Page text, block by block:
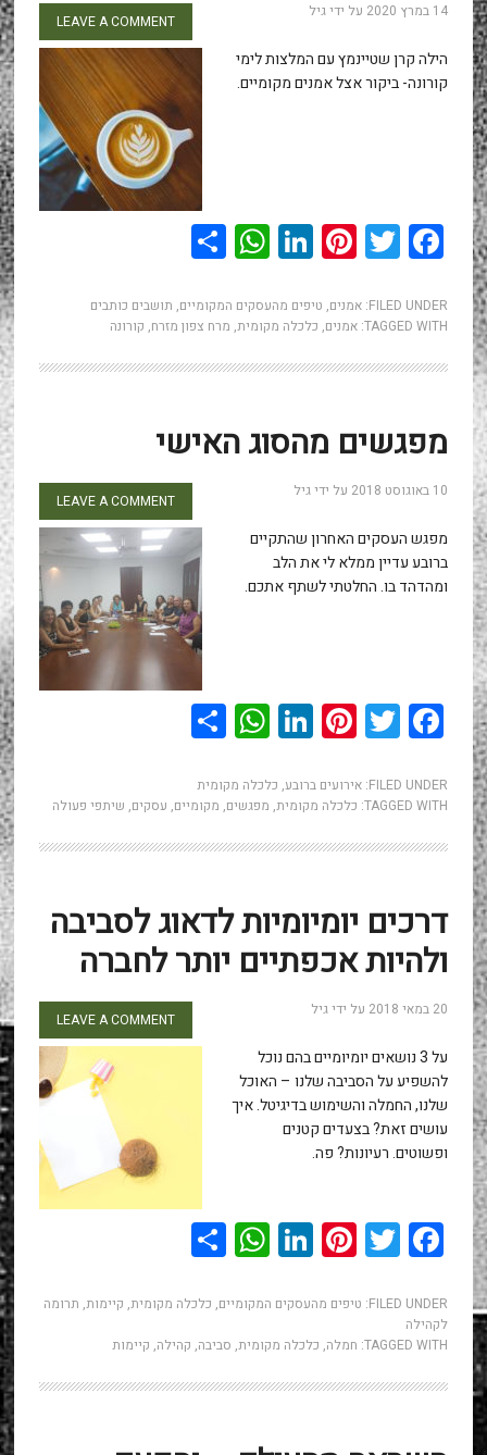
14 במרץ 2020 על ידיגיל
LEAVE A COMMENT
הילה קרן שטיינמץ עם המלצות לימי
קורונה- ביקור אצל אמנים מקומיים.
Facebook
Twitter
Pinterest
LinkedIn
WhatsApp
Share
FILED UNDER: אמנים, טיפים מהעסקים המקומיים, תושבים כותבים
TAGGED WITH: אמנים, כלכלה מקומית, מרח צפון מזרח, קורונה
מפגשים מהסוג האישי
10 באוגוסט 2018 על ידיגיל
LEAVE A COMMENT
מפגש העסקים האחרון שהתקיים
ברובע עדיין ממלא לי את הלב
ומהדהד בו. החלטתי לשתף אתכם.
Facebook
Twitter
Pinterest
LinkedIn
WhatsApp
Share
FILED UNDER: אירועים ברובע, כלכלה מקומית
TAGGED WITH: כלכלה מקומית, מפגשים, מקומיים, עסקים, שיתפי פעולה
דרכים יומיומיות לדאוג לסביבה
ולהיות אכפתיים יותר לחברה
20 במאי 2018 על ידיגיל
LEAVE A COMMENT
על 3 נושאים יומיומיים בהם נוכל
להשפיע על הסביבה שלנו – האוכל
שלנו, החמלה והשימוש בדיגיטל. איך
עושים זאת? בצעדים קטנים
ופשוטים. רעיונות? פה.
Facebook
Twitter
Pinterest
LinkedIn
WhatsApp
Share
FILED UNDER: טיפים מהעסקים המקומיים, כלכלה מקומית, קיימות, תרומה
לקהילה
TAGGED WITH: חמלה, כלכלה מקומית, סביבה, קהילה, קיימות